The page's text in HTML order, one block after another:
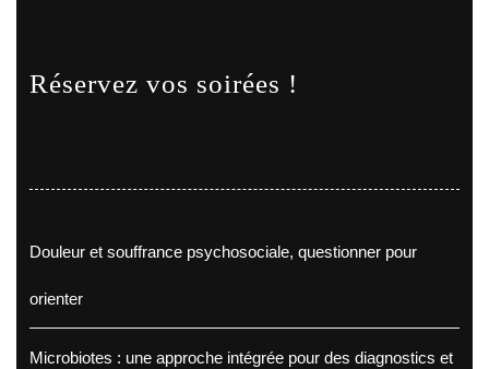
Réservez vos soirées !
Douleur et souffrance psychosociale, questionner pour
orienter
Microbiotes : une approche intégrée pour des diagnostics et